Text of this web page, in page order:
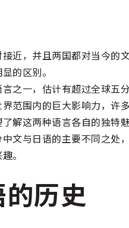
近，并且两国都对当今
的区别。
之一，估计有超过全球
范围内的巨大影响力，
解这两种语言各自的独特
文与日语的主要不同之处
。
历史